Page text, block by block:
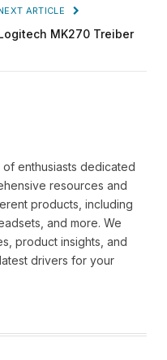
ARTICLE
MK270 Treiber
enthusiasts dedicated
resources and
products, including
and more. We
product insights, and
drivers for your